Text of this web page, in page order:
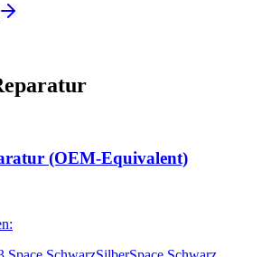
(OEM-Equivalent)